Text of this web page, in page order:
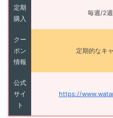
定期
購入
毎週/2
クー
ポン
情報
定期的なキ
公式
サイ
ト
https://